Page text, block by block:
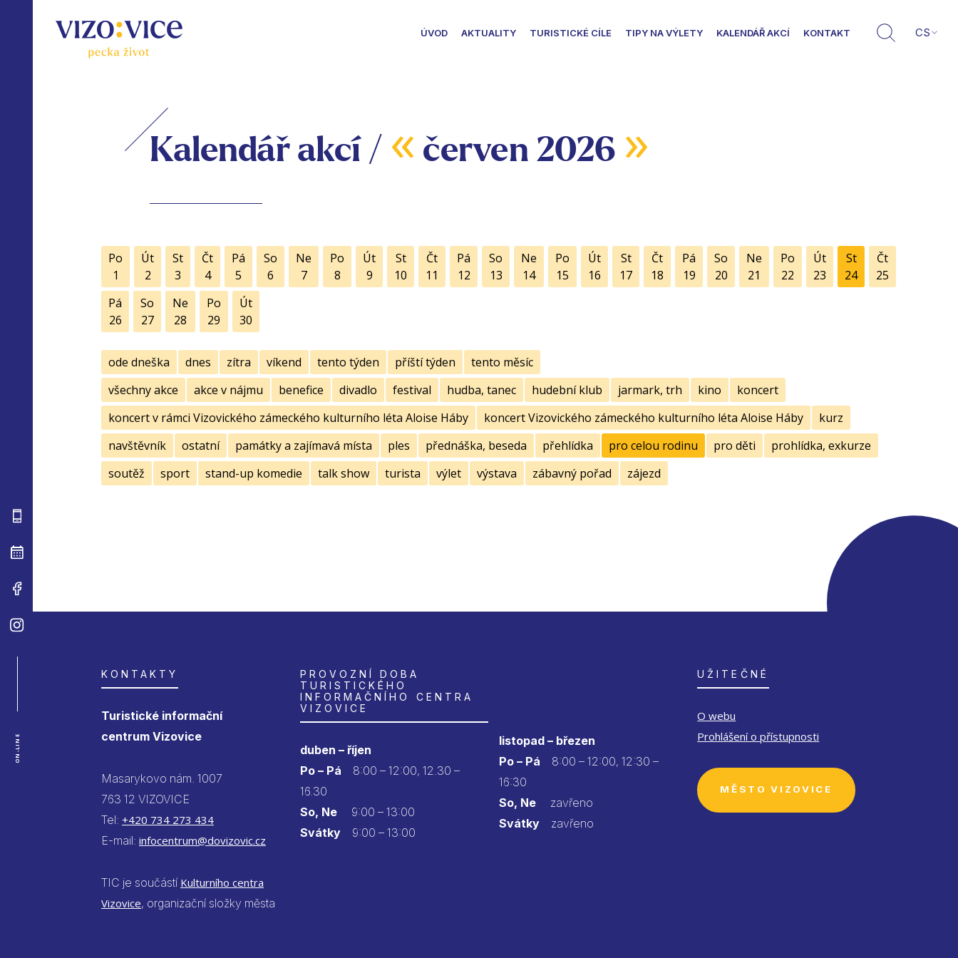
ÚVOD AKTUALITY TURISTICKÉ CÍLE TIPY NA VÝLETY KALENDÁŘ AKCÍ KONTAKT CS
ON-LINE
Kalendář akcí / « červen 2026 »
Po
1
Út
2
St
3
Čt
4
Pá
5
So
6
Ne
7
Po
8
Út
9
St
10
Čt
11
Pá
12
So
13
Ne
14
Po
15
Út
16
St
17
Čt
18
Pá
19
So
20
Ne
21
Po
22
Út
23
St
24
Čt
25
Pá
26
So
27
Ne
28
Po
29
Út
30
ode dneška dnes zítra víkend tento týden příští týden
tento měsíc
všechny akce
akce v nájmu benefice divadlo festival hudba, tanec hudební klub jarmark, trh kino
koncert
koncert v rámci Vizovického zámeckého kulturního léta Aloise Háby
koncert Vizovického zámeckého kulturního léta Aloise Háby
kurz
navštěvník
ostatní památky a zajímavá místa ples přednáška, beseda přehlídka pro celou rodinu pro děti
prohlídka, exkurze
soutěž
sport stand-up komedie talk show turista výlet výstava zábavný pořad zájezd
KONTAKTY
Turistické informační
centrum Vizovice
Masarykovo nám. 1007
763 12 VIZOVICE
Tel: +420 734 273 434
E-mail: infocentrum@dovizovic.cz
TIC je součástí Kulturního centra
Vizovice, organizační složky města
PROVOZNÍ DOBA
TURISTICKÉHO
INFORMAČNÍHO CENTRA
VIZOVICE
duben – říjen
Po – Pá
8:00 – 12:00, 12.30 –
16.30
So, Ne9:00 – 13:00
Svátky9:00 – 13:00
listopad – březen
Po – Pá 8:00 – 12:00, 12:30 –
16:30
So, Nezavřeno
Svátkyzavřeno
UŽITEČNÉ
O webu
Prohlášení o přístupnosti
MĚSTO VIZOVICE